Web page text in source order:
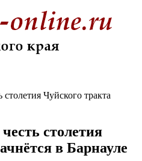
столетия Чуйского тракта
столетия
в Барнауле